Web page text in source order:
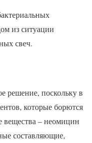
из ситуации
свеч.
решение, поскольку в
которые борются
вещества – неомицин
составляющие,